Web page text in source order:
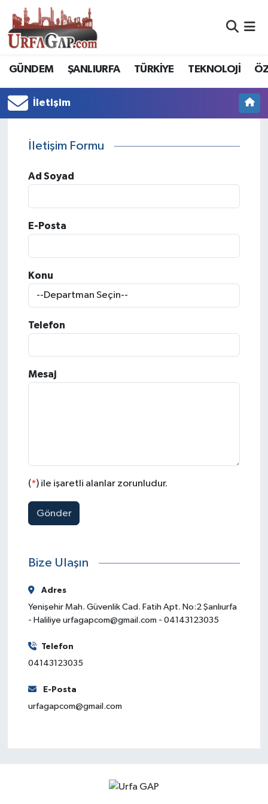
GÜNDEM ŞANLIURFA TÜRKİYE TEKNOLOJİ
İletişim
İletişim Formu
Ad Soyad
E-Posta
Konu
Telefon
Mesaj
(*) ile işaretli alanlar zorunludur.
Gönder
Bize Ulaşın
Adres
Yenişehir Mah. Güvenlik Cad. Fatih Apt. No:2 Şanlıurfa
- Haliliye urfagapcom@gmail.com- 04143123035
Telefon
04143123035
E-Posta
urfagapcom@gmail.com
Nöbetçi Eczaneler
Hava Durumu
Namaz Vakitleri
Son Dakika Haberleri
Haber Arşivi